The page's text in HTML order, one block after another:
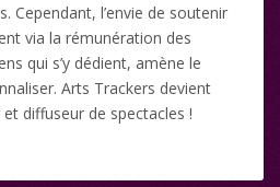
Cependant, l’envie de soutenir
via la rémunération des
qui s’y dédient, amène le
Arts Trackers devient
diffuseur de spectacles !